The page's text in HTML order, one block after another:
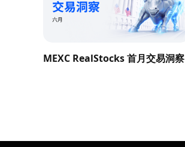
MEXC RealStocks 首月交易洞察